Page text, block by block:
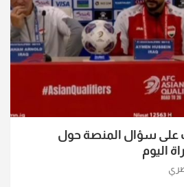
على سؤال المنصة حول
اليوم